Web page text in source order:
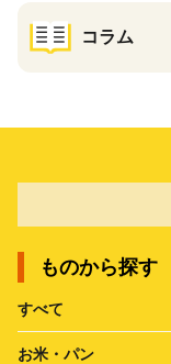
コラム
ものから探す
すべて
お米・パン